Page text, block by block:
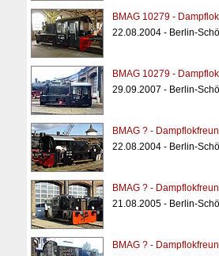
BMAG 10279 -
22.08.2004 - Berlin-
BMAG 10279 -
29.09.2007 - Berlin-
BMAG ? -
22.08.2004 - Berlin-
BMAG ? -
21.08.2005 - Berlin-
BMAG ? -